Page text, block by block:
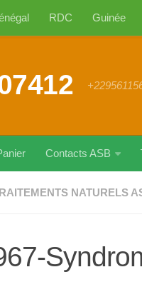
RDC Guinée
Contacts ASB
NATURELS